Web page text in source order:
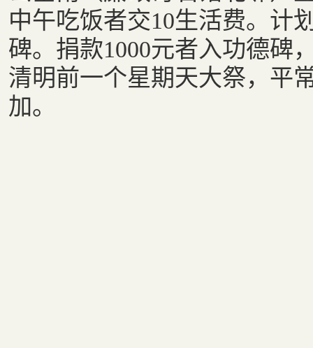
中午吃饭者交10生活费。计
碑。捐款1000元者入功德碑
清明前一个星期天大祭，平
加。